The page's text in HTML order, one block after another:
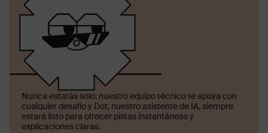
Nunca estarás solo: nuestro equipo técnico te apoya con
cualquier desafío y Dot, nuestro asistente de IA, siempre
estará listo para ofrecer pistas instantáneas y
explicaciones claras.